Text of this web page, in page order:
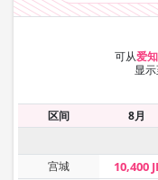
可从爱知
显
区间 8月
宫城
10,400